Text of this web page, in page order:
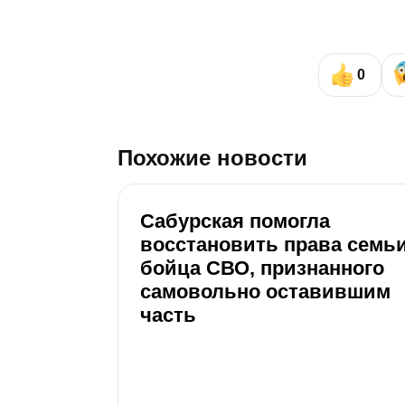
0
Похожие новости
Сабурская помогла
восстановить права
бойца СВО, признанного
самовольно оставившим
часть